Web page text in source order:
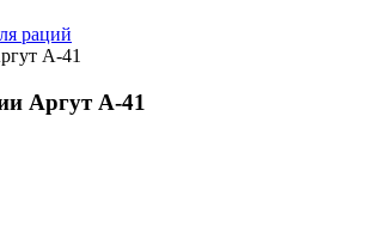
раций
А-41
Аргут А-41